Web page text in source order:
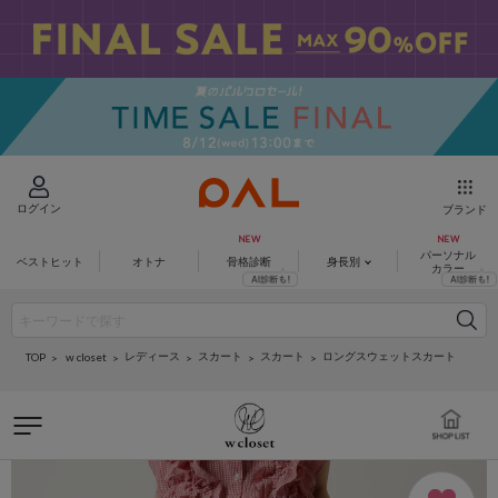
ログイン ブランド
ベストヒット オトナ 骨格診断 身長別
パーソナル
カラー
TOP w closet レディース スカート スカート ロングスウェットスカート